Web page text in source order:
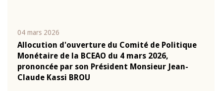
04 mars 2026
Allocution d'ouverture du Comité de Politique
Monétaire de la BCEAO du 4 mars 2026,
prononcée par son Président Monsieur Jean-
Claude Kassi BROU